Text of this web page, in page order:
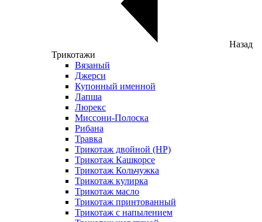
Назад
Трикотажи
Вязаный
Джерси
Купонный именной
Лапша
Люрекс
Миссони-Полоска
Рибана
Травка
Трикотаж двойной (НР)
Трикотаж Кашкорсе
Трикотаж Кольчужка
Трикотаж кулирка
Трикотаж масло
Трикотаж принтованный
Трикотаж с напылением